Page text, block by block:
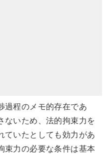
過程のメモ的存在であ
ないため、法的拘束力を
ていたとしても効力があ
束力の必要な条件は基本